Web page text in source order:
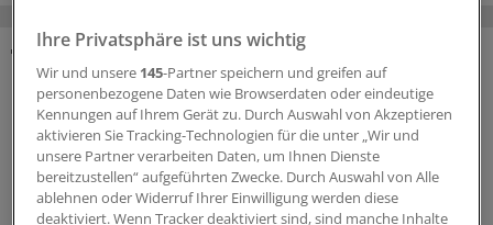
MEHR ZUM THEMA
Interview zum Hitzesommer
Buhlinger-Göpfarth: „Mit Plänen allein retten wir
niemanden vor dem Hitzetod!“
Der Staat verlasse sich beim Hitzeschutz auf allen
Ihre Privatsphäre ist uns wichtig
Wir und unsere 145-Partner speichern und greifen auf
personenbezogene Daten wie Browserdaten oder eindeutige
Kennungen auf Ihrem Gerät zu. Durch Auswahl von Akzeptieren
aktivieren Sie Tracking-Technologien für die unter „Wir und
unsere Partner verarbeiten Daten, um Ihnen Dienste
bereitzustellen“ aufgeführten Zwecke. Durch Auswahl von Alle
ablehnen oder Widerruf Ihrer Einwilligung werden diese
deaktiviert. Wenn Tracker deaktiviert sind, sind manche Inhalte